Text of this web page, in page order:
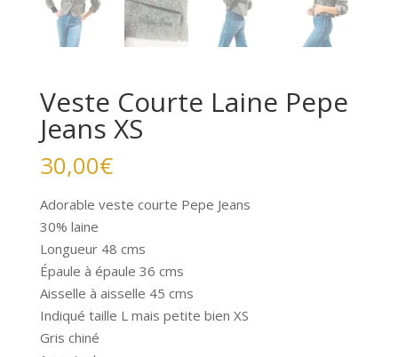
Veste Courte Laine Pepe
Jeans XS
30,00€
Adorable veste courte Pepe Jeans
30% laine
Longueur 48 cms
Épaule à épaule 36 cms
Aisselle à aisselle 45 cms
Indiqué taille L mais petite bien XS
Gris chiné